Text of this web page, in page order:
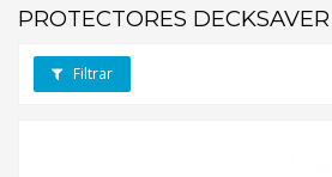
PROTECTORES DECKSAVER
Filtrar